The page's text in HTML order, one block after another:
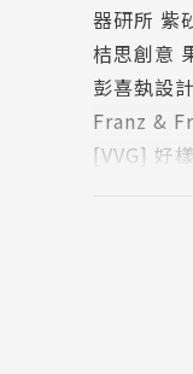
其實，台
１００％
為什麼每
躺在你CD
窗邊角落
器研所 紫
桔思創意
彭喜埶設
Franz &
[VVG] 好